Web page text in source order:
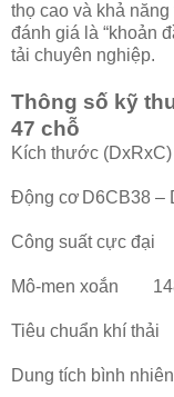
thọ cao và khả
đánh giá là “khoản
tải chuyên nghiệp.
Thông số kỹ
47 chỗ
Kích thước (DxRxC)
Động cơ D6CB38 –
Công suất cực đại
Mô-men xoắn
Tiêu chuẩn khí thải
Dung tích bình